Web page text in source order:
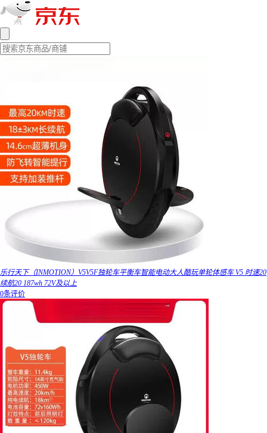
乐行天下（INMOTION）V5V5F独轮车平衡车智能电动大人酷玩单轮体感车 V5 时速20
续航20 187wh 72V及以上
0条评价